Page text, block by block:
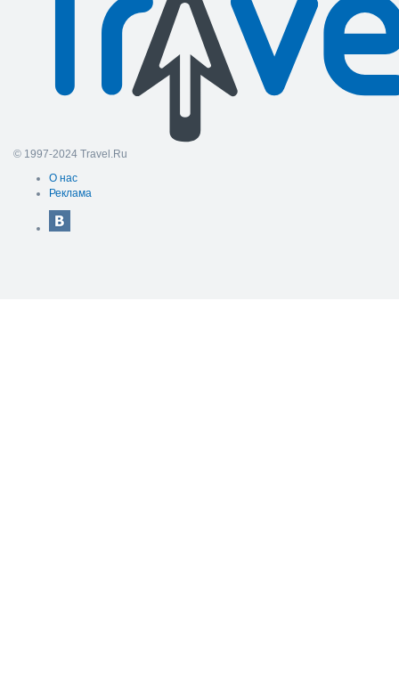
© 1997-2024 Travel.Ru
О нас
Реклама